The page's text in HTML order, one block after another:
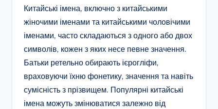
Китайські імена, включно з китайськими
жіночими іменами та китайськими чоловічими
іменами, часто складаються з одного або двох
символів, кожен з яких несе певне значення.
Батьки ретельно обирають ієрогліфи,
враховуючи їхню фонетику, значення та навіть
сумісність з прізвищем. Популярні китайські
імена можуть змінюватися залежно від